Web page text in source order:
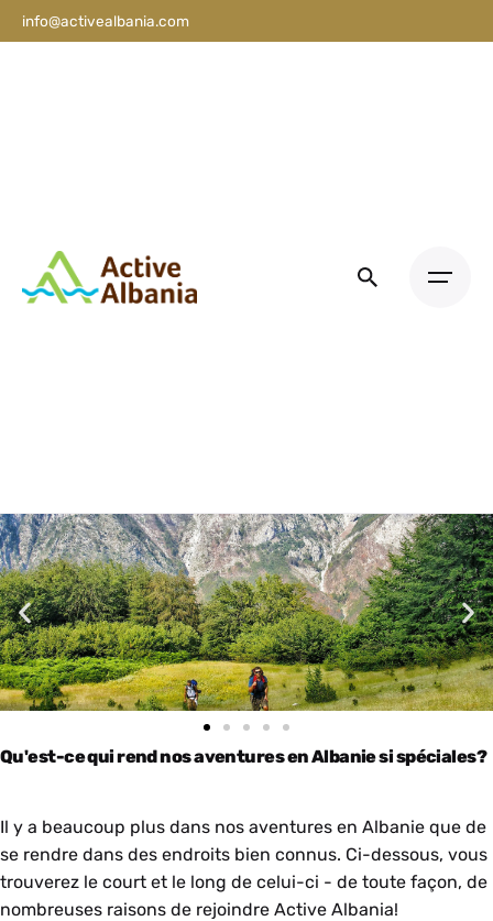
info@activealbania.com
Qu'est-ce qui rend nos aventures en Albanie si spéciales?
Il y a beaucoup plus dans nos aventures en Albanie que de
se rendre dans des endroits bien connus. Ci-dessous, vous
trouverez le court et le long de celui-ci - de toute façon, de
nombreuses raisons de rejoindre Active Albania!